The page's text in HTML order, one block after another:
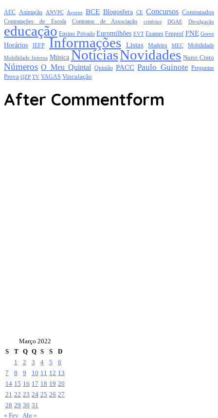
AEC Animação ANVPC Açores BCE Blogosfera CE Concursos Contratados
Contratações de Escola Contratos de Associação critérios DGAE Divulgação
educação Ensino Privado Euromilhões EVT Exames Fenprof FNE Greve
Horários IEFP Informações Listas Madeira MEC Mobilidade
Mobilidade Interna Música NotíciasNovidades Nuno Crato
Números O Meu Quintal Opinião PACC Paulo Guinote Perguntas
Prova QZP TV VAGAS Vinculação
After Commentform
Março 2022
S
T Q Q S S
D
1
2 3 4 5
6
7
8 9 10 11 12 13
14 15 16 17 18 19 20
21 22 23 24 25 26 27
28 29 30 31
« Fev Abr »